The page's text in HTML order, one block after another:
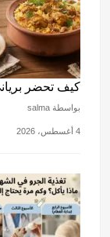
كيف تحضر
بواسطة salma
4 أغسطس، 2026